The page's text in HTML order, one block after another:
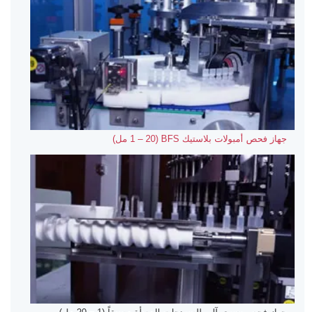
جهاز فحص أمبولات بلاستيك BFS (1 – 20 مل)